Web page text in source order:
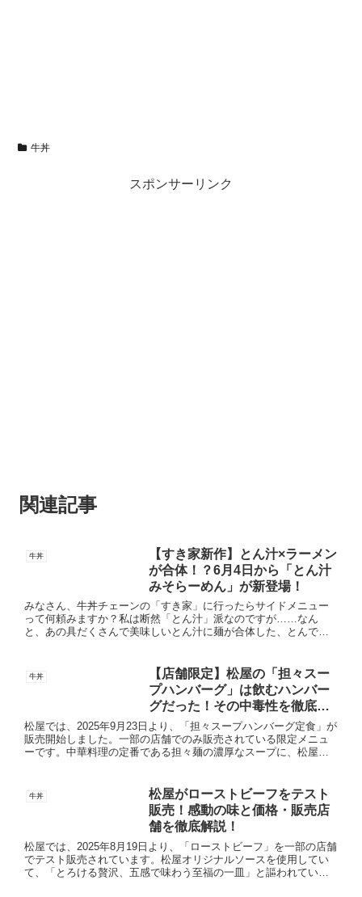
牛丼
スポンサーリンク
関連記事
牛丼
【すき家新作】とん汁×ラーメン
が合体！？6月4日から「とん汁
みそらーめん」が新登場！
みなさん、牛丼チェーンの「すき家」に行ったらサイドメニュー
って何頼みますか？私は断然「とん汁」派なのですが……なん
と、あの具だくさんで美味しいとん汁に麺が合体した、とんでも
牛丼
【店舗限定】松屋の「担々スー
プハンバーグ」は飲むハンバー
グだった！その中毒性を徹底解
説！
松屋では、2025年9月23日より、「担々スープハンバーグ定食」が
販売開始しました。一部の店舗でのみ販売されている限定メニュ
ーです。中華料理の定番である担々麺の濃厚なスープに、松屋自
牛丼
松屋がローストビーフをテスト
販売！感動の味と価格・販売店
舗を徹底解説！
松屋では、2025年8月19日より、「ローストビーフ」を一部の店舗
でテスト販売されています。松屋オリジナルソースを使用してい
て、「とろける贅沢、五感で味わう至福の一皿」と謳われていま